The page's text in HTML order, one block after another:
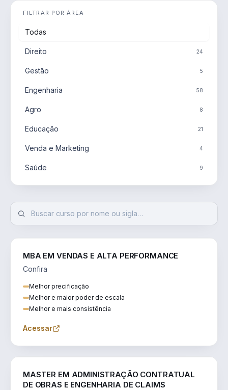
FILTRAR POR ÁREA
Todas
Direito 24
Gestão 5
Engenharia 58
Agro 8
Educação 21
Venda e Marketing 4
Saúde 9
MBA EM VENDAS E ALTA PERFORMANCE
Confira
Melhor precificação
Melhor e maior poder de escala
Melhor e mais consistência
Acessar
MASTER EM ADMINISTRAÇÃO CONTRATUAL
DE OBRAS E ENGENHARIA DE CLAIMS